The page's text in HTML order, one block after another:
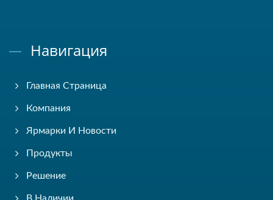
Навигация
Главная Страница
Компания
Ярмарки И Новости
Продукты
Решение